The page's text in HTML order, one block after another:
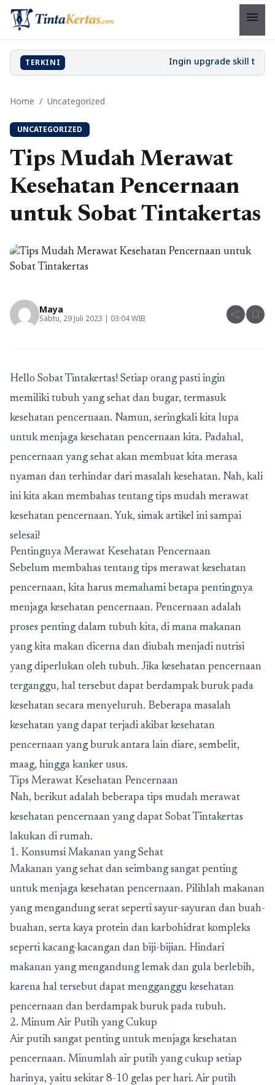
menu
TERKINI
Home / Uncategorized
UNCATEGORIZED
Tips Mudah Merawat
Kesehatan Pencernaan
untuk Sobat Tintakertas
Maya
Sabtu, 29 Juli 2023 | 03:04 WIB share bookmark
Hello Sobat Tintakertas! Setiap orang pasti ingin
memiliki tubuh yang sehat dan bugar, termasuk
kesehatan pencernaan. Namun, seringkali kita lupa
untuk menjaga kesehatan pencernaan kita. Padahal,
pencernaan yang sehat akan membuat kita merasa
nyaman dan terhindar dari masalah kesehatan. Nah, kali
ini kita akan membahas tentang tips mudah merawat
kesehatan pencernaan. Yuk, simak artikel ini sampai
selesai!
Pentingnya Merawat Kesehatan Pencernaan
Sebelum membahas tentang tips merawat kesehatan
pencernaan, kita harus memahami betapa pentingnya
menjaga kesehatan pencernaan. Pencernaan adalah
proses penting dalam tubuh kita, di mana makanan
yang kita makan dicerna dan diubah menjadi nutrisi
yang diperlukan oleh tubuh. Jika kesehatan pencernaan
terganggu, hal tersebut dapat berdampak buruk pada
kesehatan secara menyeluruh. Beberapa masalah
kesehatan yang dapat terjadi akibat kesehatan
pencernaan yang buruk antara lain diare, sembelit,
maag, hingga kanker usus.
Tips Merawat Kesehatan Pencernaan
Nah, berikut adalah beberapa tips mudah merawat
kesehatan pencernaan yang dapat Sobat Tintakertas
lakukan di rumah.
1. Konsumsi Makanan yang Sehat
Makanan yang sehat dan seimbang sangat penting
untuk menjaga kesehatan pencernaan. Pilihlah makanan
yang mengandung serat seperti sayur-sayuran dan buah-
buahan, serta kaya protein dan karbohidrat kompleks
seperti kacang-kacangan dan biji-bijian. Hindari
makanan yang mengandung lemak dan gula berlebih,
karena hal tersebut dapat mengganggu kesehatan
pencernaan dan berdampak buruk pada tubuh.
2. Minum Air Putih yang Cukup
Air putih sangat penting untuk menjaga kesehatan
pencernaan. Minumlah air putih yang cukup setiap
harinya, yaitu sekitar 8-10 gelas per hari. Air putih